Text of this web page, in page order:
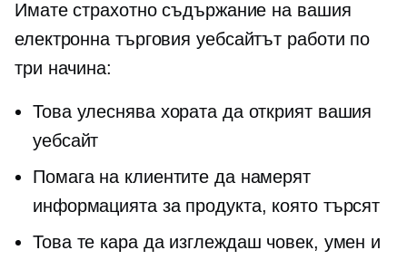
Имате страхотно съдържание на вашия
електронна търговия уебсайтът работи по
три начина:
Това улеснява хората да открият вашия
уебсайт
Помага на клиентите да намерят
информацията за продукта, която търсят
Това те кара да изглеждаш човек, умен и